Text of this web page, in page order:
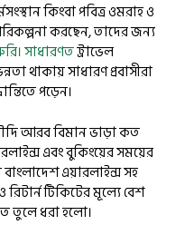
কিংবা পবিত্র ওমরাহ ও
করছেন, তাদের জন্য
সাধারণতট্রাভেল
থাকায় সাধারণ প্রবাসীরা
পড়েন।
আরব বিমান ভাড়া কত
এবং বুকিংয়ের সময়ের
এয়ারলাইন্স সহ
টিকিটের মূল্যে বেশ
তুলে ধরা হলো।